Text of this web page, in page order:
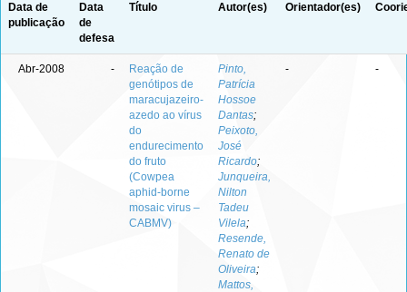
Data de
publicação
Data
de
defesa
Título Autor(es) Orientador(es)
Abr-2008 -
Reação de
genótipos de
maracujazeiro-
azedo ao vírus
do
endurecimento
do fruto
(Cowpea
aphid-borne
mosaic virus –
CABMV)
Pinto,
Patrícia
Hossoe
Dantas;
Peixoto,
José
Ricardo;
Junqueira,
Nilton
Tadeu
Vilela;
Resende,
Renato de
Oliveira;
Mattos,
- -